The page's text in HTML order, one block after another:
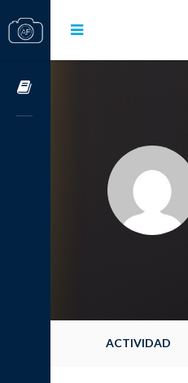
ACTIVIDAD